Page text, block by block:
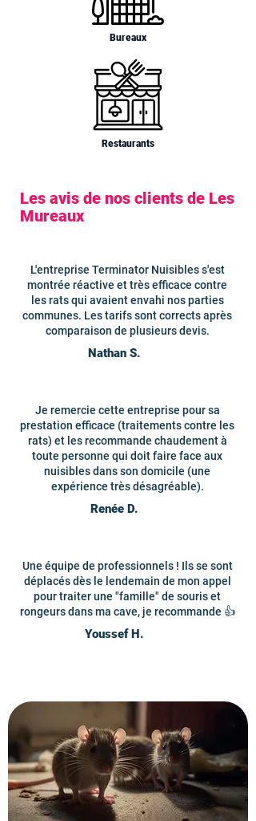
Bureaux
Restaurants
Les avis de nos clients de Les
Mureaux
L'entreprise Terminator Nuisibles s'est
montrée réactive et très efficace contre
les rats qui avaient envahi nos parties
communes. Les tarifs sont corrects après
comparaison de plusieurs devis.
Nathan S.
Je remercie cette entreprise pour sa
prestation efficace (traitements contre les
rats) et les recommande chaudement à
toute personne qui doit faire face aux
nuisibles dans son domicile (une
expérience très désagréable).
Renée D.
Une équipe de professionnels ! Ils se sont
déplacés dès le lendemain de mon appel
pour traiter une "famille" de souris et
rongeurs dans ma cave, je recommande 👍
Youssef H.